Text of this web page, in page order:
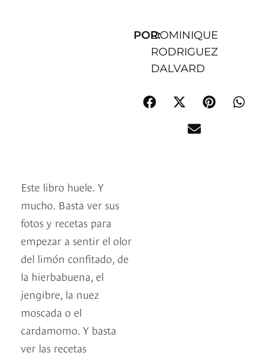
POR:DOMINIQUE
RODRIGUEZ
DALVARD
Este libro huele. Y
mucho. Basta ver sus
fotos y recetas para
empezar a sentir el olor
del limón confitado, de
la hierbabuena, el
jengibre, la nuez
moscada o el
cardamomo. Y basta
ver las recetas